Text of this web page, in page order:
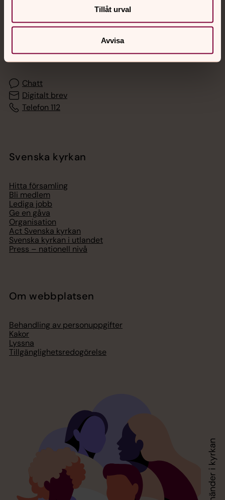
Tillåt urval
Avvisa
Jourhavande präst
Akut samtals- och krisstöd. Prata eller chatta anonymt
med en präst på kvällar och nätter.
Chatt
Digitalt brev
Telefon 112
Svenska kyrkan
Hitta församling
Bli medlem
Lediga jobb
Ge en gåva
Organisation
Act Svenska kyrkan
Svenska kyrkan i utlandet
Press – nationell nivå
Om webbplatsen
Behandling av personuppgifter
Kakor
Lyssna
Tillgänglighetsredogörelse